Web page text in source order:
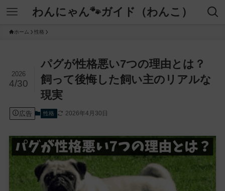
わんにゃん🐾ガイド（わんこ）
ホーム 性格
パグが性格悪い7つの理由とは？
飼って後悔した飼い主のリアルな
現実
2026
4/30
広告 性格 2026年4月30日